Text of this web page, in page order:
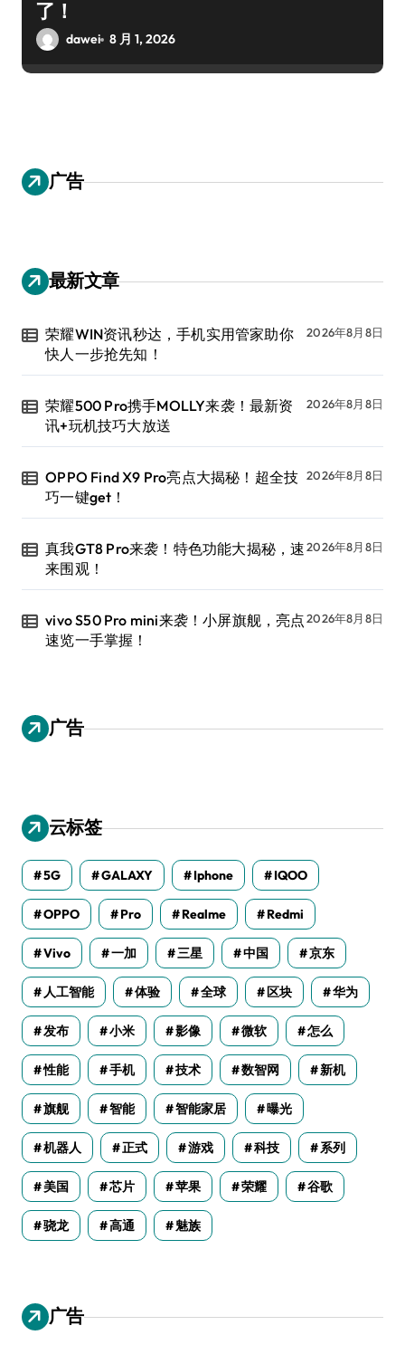
了！
dawei 8 月 1, 2026
广告
最新文章
荣耀WIN资讯秒达，手机实用管家助你
快人一步抢先知！
2026年8月8日
荣耀500 Pro携手MOLLY来袭！最新资
讯+玩机技巧大放送
2026年8月8日
OPPO Find X9 Pro亮点大揭秘！超全技
巧一键get！
2026年8月8日
真我GT8 Pro来袭！特色功能大揭秘，速
来围观！
2026年8月8日
vivo S50 Pro mini来袭！小屏旗舰，亮点
速览一手掌握！
2026年8月8日
广告
云标签
5G GALAXY Iphone IQOO
OPPO Pro Realme Redmi
Vivo 一加 三星 中国 京东
人工智能 体验 全球 区块 华为
发布 小米 影像 微软 怎么
性能 手机 技术 数智网 新机
旗舰 智能 智能家居 曝光
机器人 正式 游戏 科技 系列
美国 芯片 苹果 荣耀 谷歌
骁龙 高通 魅族
广告